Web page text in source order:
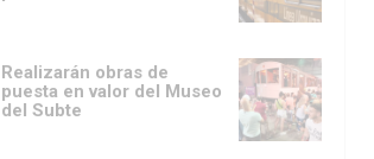
Realizarán obras de
puesta en valor del Museo
del Subte